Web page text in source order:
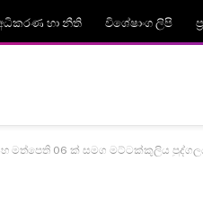
හා නීති විශේෂාංග ලිපි
සහ මත්පෙති 06 ක් සමග මට්ටක්කුලිය